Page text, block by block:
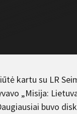
kartu su LR
„Misija:
buvo